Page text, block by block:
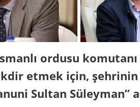
ordusu
etmek için,
Sultan Süleyman”